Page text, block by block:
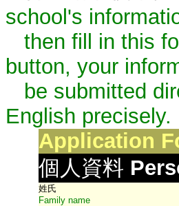
school's
then fill in this
button, your
be submitted
English precisely.
Application
個人資料
姓氏
Family name